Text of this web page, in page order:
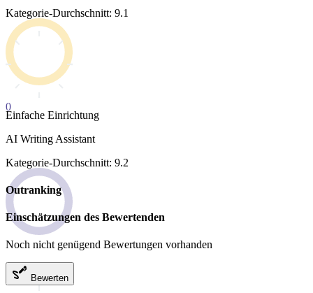
Kategorie-Durchschnitt: 9.1
0
Einfache Einrichtung
AI Writing Assistant
Kategorie-Durchschnitt: 9.2
Outranking
Einschätzungen des Bewertenden
Noch nicht genügend Bewertungen vorhanden
Bewerten